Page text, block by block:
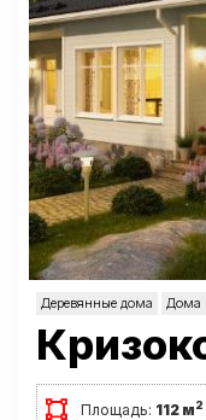
Деревянные дома Дома
Площадь: 112 м2